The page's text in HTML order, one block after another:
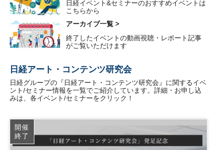
日経イベント&セミナーのおすすめイベントは
こちらから
アーカイブ一覧 >
終了したイベントの動画視聴・レポート記事
がご覧いただけます
日経アート・コンテンツ研究会
日経グループの『日経アート・コンテンツ研究会』に関するイベ
ント/セミナー情報を一覧でご紹介しています。詳細・お申し込
みは、各イベント/セミナーをクリック！
開催
終了